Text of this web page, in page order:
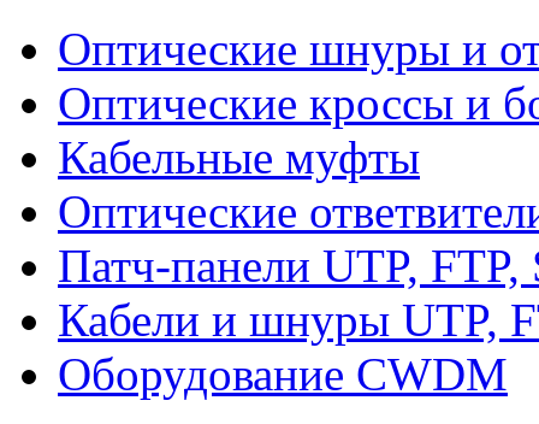
Оптические шнуры и
Оптические кроссы и
Кабельные муфты
Оптические
Патч-панели UTP, FTP,
Кабели и шнуры UTP,
Оборудование CWDM